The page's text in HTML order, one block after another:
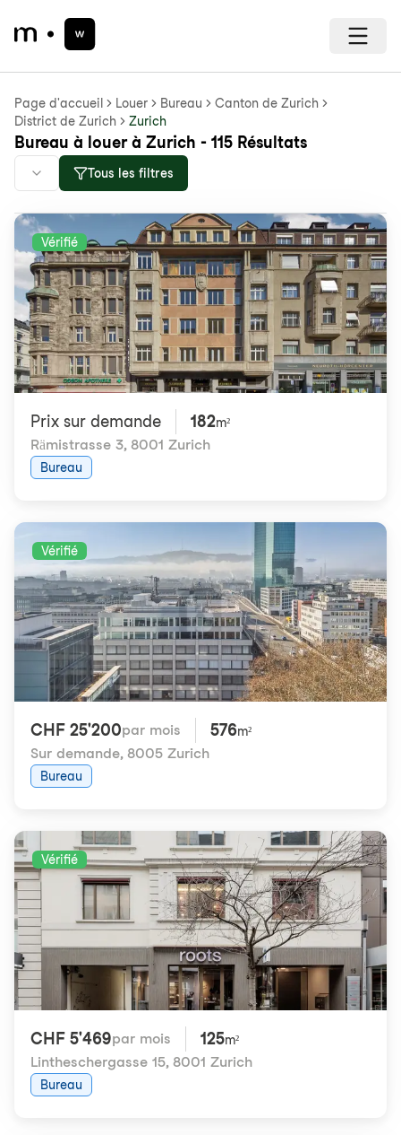
Page d'accueil Louer Bureau
Canton de Zurich
District de Zurich
Zurich
Bureau à louer à Zurich - 115 Résultats
Tous les filtres
Vérifié
Prix ​​sur demande 182m²
Rämistrasse 3, 8001 Zurich
Bureau
Vérifié
CHF 25'200par mois 576m²
Sur demande, 8005 Zurich
Bureau
Vérifié
CHF 5'469par mois 125m²
Lintheschergasse 15, 8001 Zurich
Bureau